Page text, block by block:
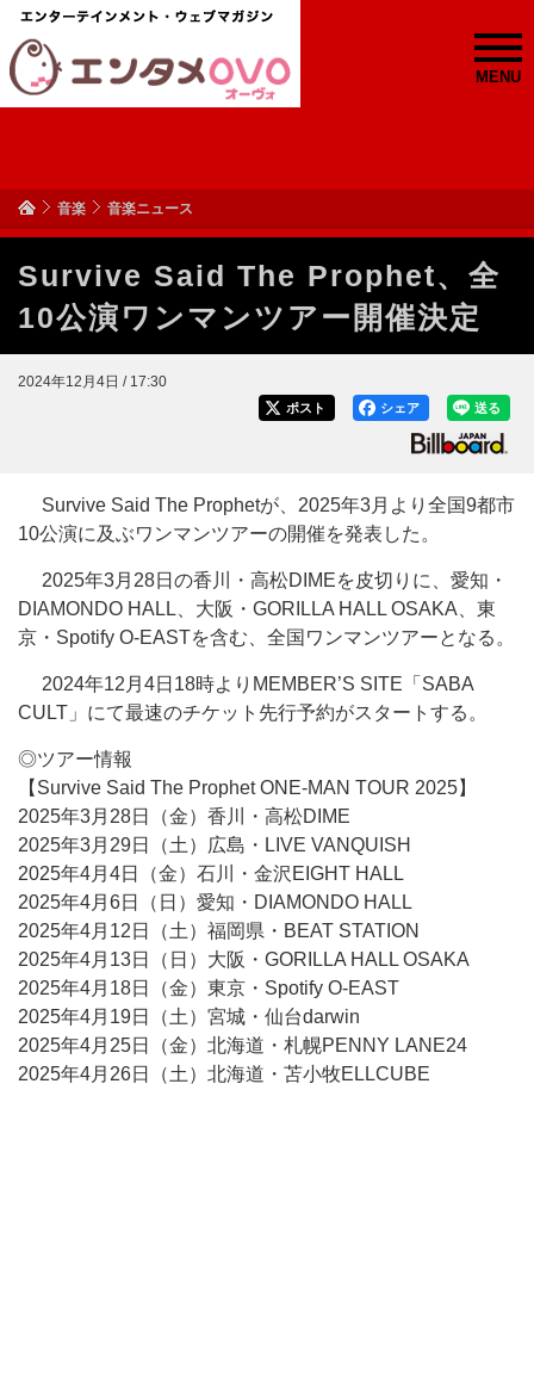
MENU
音楽 音楽ニュース
Survive Said The Prophet、全
10公演ワンマンツアー開催決定
2024年12月4日 / 17:30
送る
シェア
ポスト
Survive Said The Prophetが、2025年3月より全国9都市
10公演に及ぶワンマンツアーの開催を発表した。
2025年3月28日の香川・高松DIMEを皮切りに、愛知・
DIAMONDO HALL、大阪・GORILLA HALL OSAKA、東
京・Spotify O-EASTを含む、全国ワンマンツアーとなる。
2024年12月4日18時よりMEMBER’S SITE「SABA
CULT」にて最速のチケット先行予約がスタートする。
◎ツアー情報
【Survive Said The Prophet ONE-MAN TOUR 2025】
2025年3月28日（金）香川・高松DIME
2025年3月29日（土）広島・LIVE VANQUISH
2025年4月4日（金）石川・金沢EIGHT HALL
2025年4月6日（日）愛知・DIAMONDO HALL
2025年4月12日（土）福岡県・BEAT STATION
2025年4月13日（日）大阪・GORILLA HALL OSAKA
2025年4月18日（金）東京・Spotify O-EAST
2025年4月19日（土）宮城・仙台darwin
2025年4月25日（金）北海道・札幌PENNY LANE24
2025年4月26日（土）北海道・苫小牧ELLCUBE